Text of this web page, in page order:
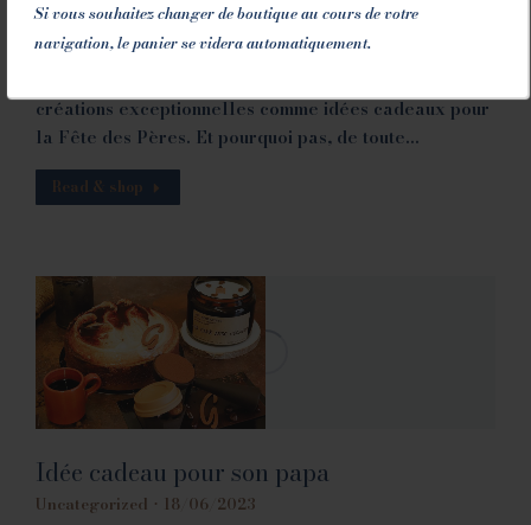
Si vous souhaitez changer de boutique au cours de votre
navigation, le panier se videra automatiquement.
l’occasion de la Fête des Pères, la Maison Guillet
vous propose une collection unique et délicieuse,
créations exceptionnelles comme idées cadeaux pour
la Fête des Pères. Et pourquoi pas, de toute…
Read & shop
Idée cadeau pour son papa
Uncategorized 18/06/2023